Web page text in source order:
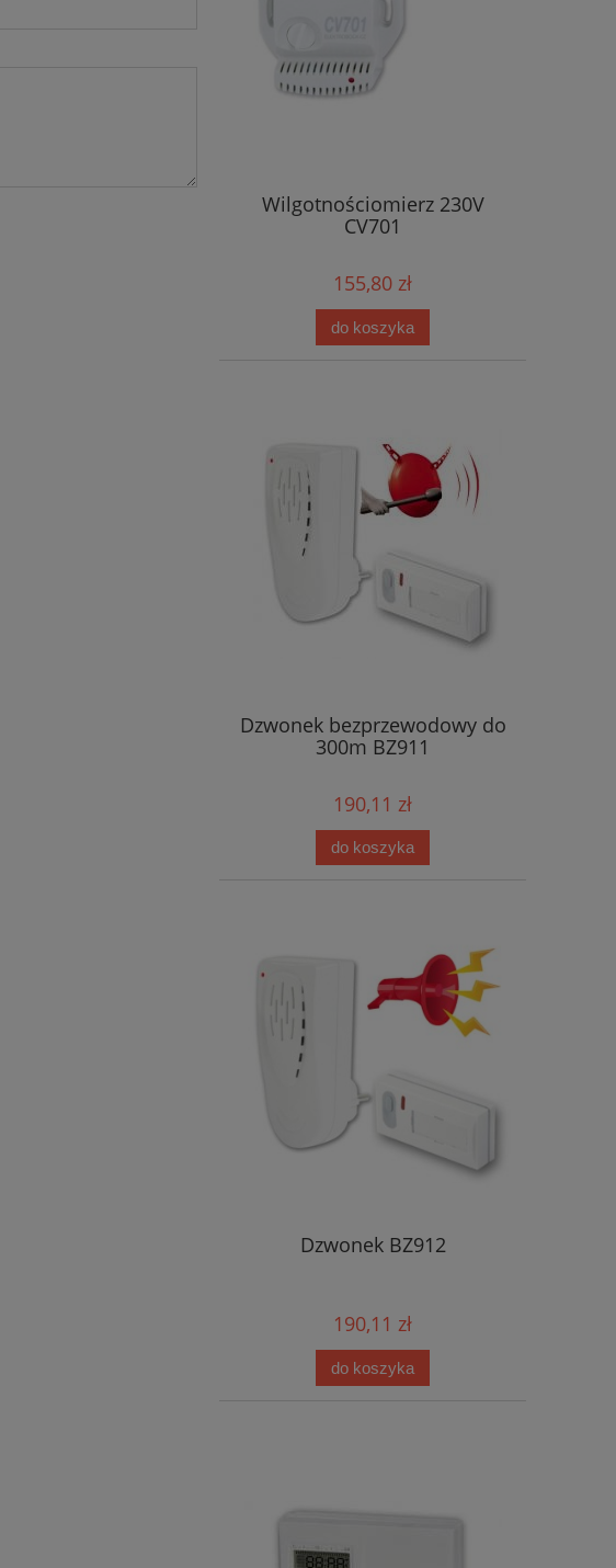
Wilgotnościomierz 230V
CV701
155,80 zł
do koszyka
Dzwonek bezprzewodowy do
300m BZ911
190,11 zł
do koszyka
Dzwonek BZ912
190,11 zł
do koszyka